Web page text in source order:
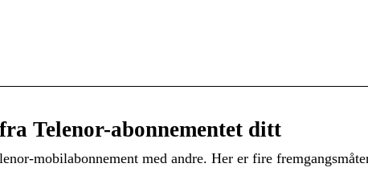
Telenor-abonnementet ditt
mobilabonnement med andre. Her er fire